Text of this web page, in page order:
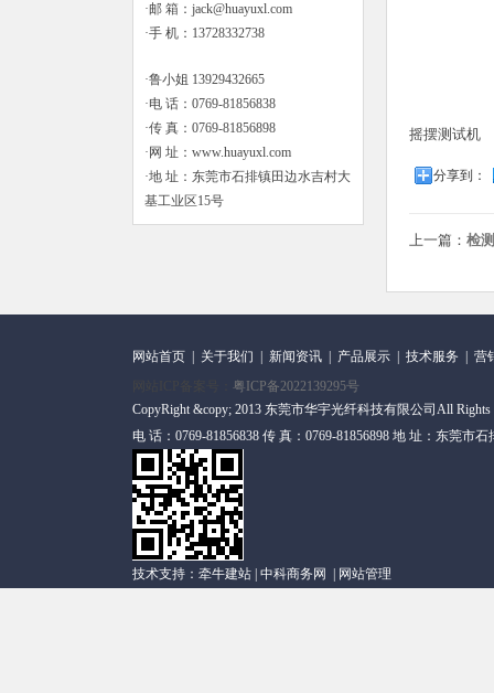
·邮 箱：jack@huayuxl.com
·手 机：13728332738
·鲁小姐 13929432665
·电 话：0769-81856838
·传 真：0769-81856898
·网 址：www.huayuxl.com
·地 址：东莞市石排镇田边水吉村大
基工业区15号
摇摆测试机
分享到：
上一篇： 检
网站首页 | 关于我们 | 新闻资讯 | 产品展示 | 技术服务 | 营
粤ICP备2022139295号
CopyRight &copy; 2013 东莞市华宇光纤科技有限公司All
电 话：0769-81856838 传 真：0769-81856898 地 址：东莞市
技术支持： 牵牛建站 | 中科商务网 | 网站管理